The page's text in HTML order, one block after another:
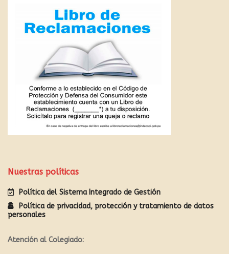
Nuestras políticas
Política del Sistema Integrado de Gestión
Política de privacidad, protección y tratamiento de datos
personales
Atención al Colegiado: